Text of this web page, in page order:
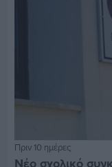
Πριν 10 ημέρες
Νέο σχολικό